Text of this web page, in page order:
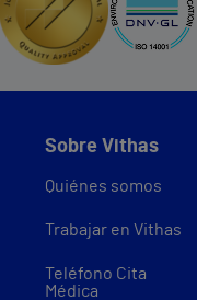
Sobre Vithas
Quiénes somos
Trabajar en Vithas
Teléfono Cita
Médica